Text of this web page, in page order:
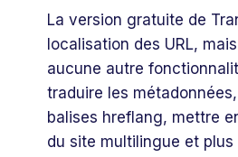
La version gratuite de
localisation des URL,
aucune autre
traduire les
balises hreflang, mettre
du site multilingue et